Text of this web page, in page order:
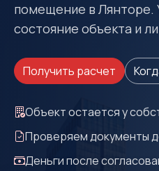
помещение в Лянторе.
состояние объекта и
Получить расчет
Объект остается у
Проверяем документы
Деньги после